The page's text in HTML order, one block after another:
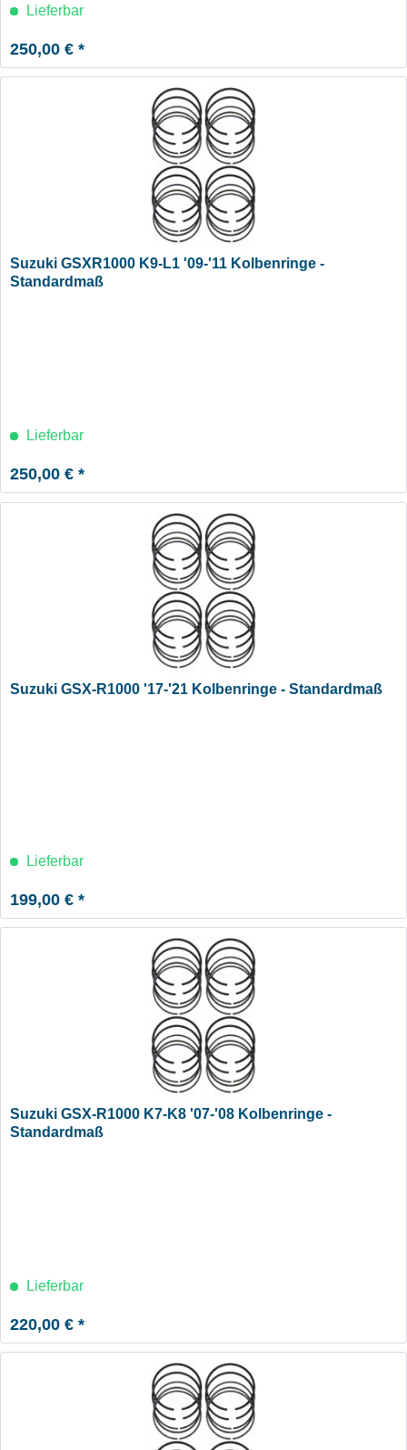
Lieferbar
250,00 € *
Suzuki GSXR1000 K9-L1 '09-'11 Kolbenringe -
Standardmaß
Lieferbar
250,00 € *
Suzuki GSX-R1000 '17-'21 Kolbenringe - Standardmaß
Lieferbar
199,00 € *
Suzuki GSX-R1000 K7-K8 '07-'08 Kolbenringe -
Standardmaß
Lieferbar
220,00 € *